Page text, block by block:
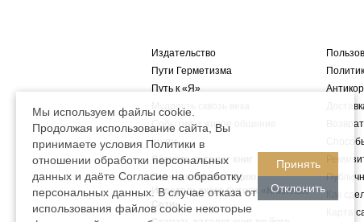
Издательство
Пути Герметизма
Путь к «Я»
Мудрость сквозь века
События и живое общение
Книги
Скачать каталог книг
Скачать презентацию
Издательского бутика «Книжные
Сети»
Как
Карта
Мы используем файлы cookie.
Продолжая использование сайта, Вы
принимаете условия Политики в
отношении обработки персональных
данных и даёте Согласие на обработку
персональных данных. В случае отказа от
использования файлов cookie некоторые
Принять
Отклонить